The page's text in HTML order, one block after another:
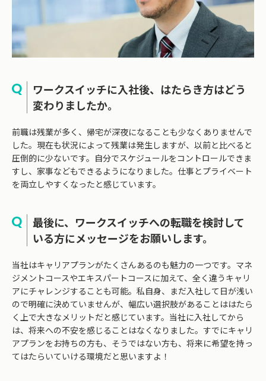
ワークスイッチに入社後、はたらき方はどう
変わりましたか。
前職は残業が多く、帰宅が深夜になることも少なくありませんで
した。現在も状況によって残業は発生しますが、以前と比べると
圧倒的に少ないです。自分でスケジュールをコントロールできま
すし、家事などもできるようになりました。仕事とプライベート
を両立しやすくなったと感じています。
最後に、ワークスイッチへの転職を検討して
いる方にメッセージをお願いします。
当社はキャリアプランがたくさんあるのも魅力の一つです。マネ
ジメントコースやエキスパートコースに加えて、全く違うキャリ
アにチャレンジすることも可能。私自身、まだ入社して日が浅い
ので明確に決めていませんが、幅広い選択肢があることははたら
く上で大きなメリットだと感じています。当社に入社してから
は、将来への不安を感じることはなくなりました。すでにキャリ
アプランをお持ちの方も、そうではない方も、将来に希望を持っ
てはたらいていける環境だと思いますよ！